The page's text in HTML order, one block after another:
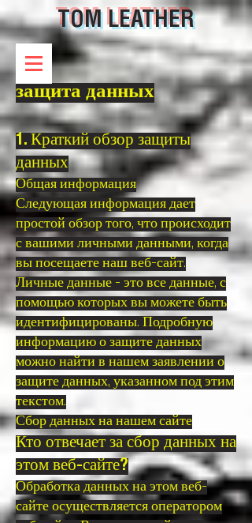
TOM LEATHER
защита данных
1. Краткий обзор защиты
данных
Общая информация
Следующая информация дает
простой обзор того, что происходит
с вашими личными данными, когда
вы посещаете наш веб-сайт.
Личные данные - это все данные, с
помощью которых вы можете быть
идентифицированы. Подробную
информацию о защите данных
можно найти в нашем заявлении о
защите данных, указанном под этим
текстом.
Сбор данных на нашем сайте
Кто отвечает за сбор данных на
этом веб-сайте?
Обработка данных на этом веб-
сайте осуществляется оператором